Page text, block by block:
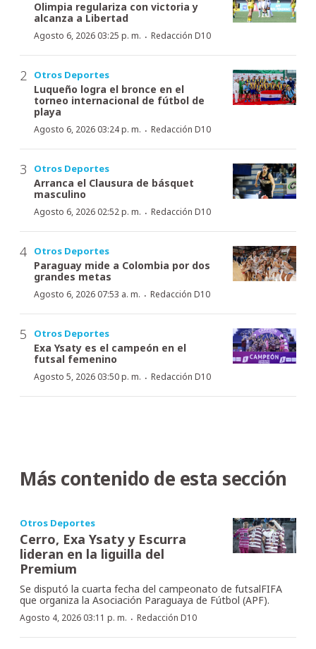
Olimpia regulariza con victoria y
alcanza a Libertad
Agosto 6, 2026 03:25 p. m. · Redacción D10
Otros Deportes
Luqueño logra el bronce en el
torneo internacional de fútbol de
playa
Agosto 6, 2026 03:24 p. m. · Redacción D10
Otros Deportes
Arranca el Clausura de básquet
masculino
Agosto 6, 2026 02:52 p. m. · Redacción D10
Otros Deportes
Paraguay mide a Colombia por dos
grandes metas
Agosto 6, 2026 07:53 a. m. · Redacción D10
Otros Deportes
Exa Ysaty es el campeón en el
futsal femenino
Agosto 5, 2026 03:50 p. m. · Redacción D10
Más contenido de esta sección
Otros Deportes
Cerro, Exa Ysaty y Escurra
lideran en la liguilla del
Premium
Se disputó la cuarta fecha del campeonato de futsalFIFA
que organiza la Asociación Paraguaya de Fútbol (APF).
Agosto 4, 2026 03:11 p. m. · Redacción D10